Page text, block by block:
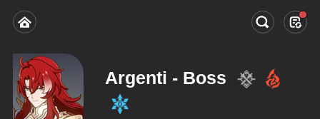
Argenti - Boss